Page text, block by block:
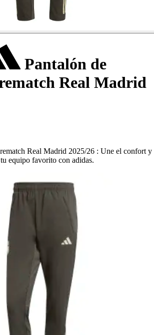
Pantalón de
Real Madrid
Real Madrid 2025/26 : Une el confort y
equipo favorito con adidas.